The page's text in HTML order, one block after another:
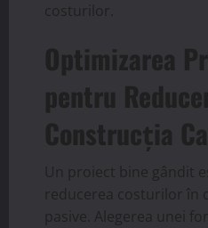
costurilor.
Optimizarea
pentru
Construcția
Un proiect bine gândit
reducerea costurilor în
pasive. Alegerea unei